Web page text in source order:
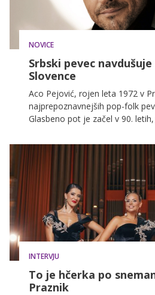
NOVICE
Srbski pevec
Slovence
Aco Pejović, rojen leta 1972 v
najprepoznavnejših pop-folk
Glasbeno pot je začel v 90.
Viđaš li je, druže moj in
uveljavila kot glas velike
INTERVJU
To je hčerka po
Praznik